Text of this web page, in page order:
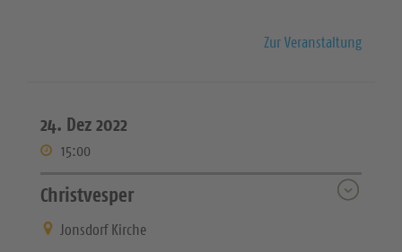
Zur Veranstaltung
24. Dez 2022
15:00
Christvesper
Jonsdorf Kirche